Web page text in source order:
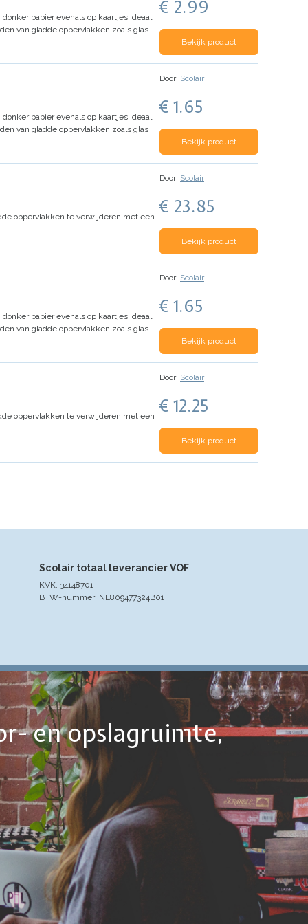
papier evenals op kaartjes Ideaal
van gladde oppervlakken zoals glas
€ 2.99
Bekijk product
papier evenals op kaartjes Ideaal
van gladde oppervlakken zoals glas
Door: Scolair
€ 1.65
Bekijk product
oppervlakken te verwijderen met een
Door: Scolair
€ 23.85
Bekijk product
papier evenals op kaartjes Ideaal
van gladde oppervlakken zoals glas
Door: Scolair
€ 1.65
Bekijk product
oppervlakken te verwijderen met een
Door: Scolair
€ 12.25
Bekijk product
Scolair totaal leverancier VOF
KVK: 34148701
BTW-nummer: NL809477324B01
en opslagruimte,